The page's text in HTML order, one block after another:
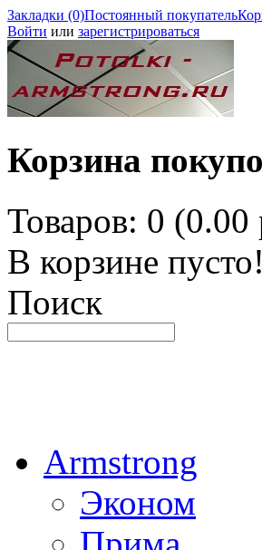
Закладки (0)Постоянный покупатель
Войти или зарегистрироваться
Корзина
Товаров: 0 (0.00
В корзине пусто!
Поиск
Armstrong
Эконом